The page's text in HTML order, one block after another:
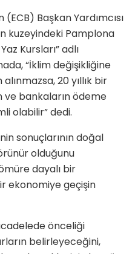
(ECB) Başkan Yardımcısı
kuzeyindeki Pamplona
Kursları” adlı
“İklim değişikliğine
20 yıllık bir
bankaların ödeme
olabilir” dedi.
sonuçlarının doğal
olduğunu
dayalı bir
ekonomiye geçişin
önceliği
belirleyeceğini,